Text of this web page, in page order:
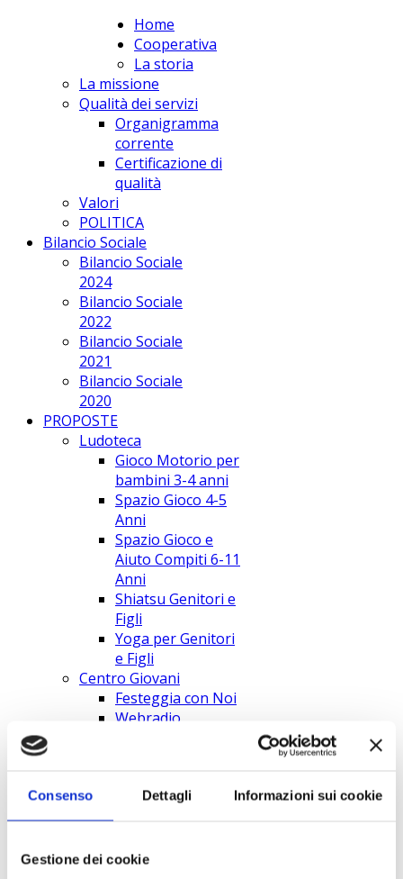
Consenso Dettagli Informazioni sui cookie
Gestione dei cookie
apPUNTO Scs Home
Cooperativa
La storia
La missione
Qualità dei servizi
Organigramma
corrente
Certificazione di
qualità
Valori
POLITICA
Bilancio Sociale
Bilancio Sociale
2024
Bilancio Sociale
2022
Bilancio Sociale
2021
Bilancio Sociale
2020
PROPOSTE
Ludoteca
Gioco Motorio per
bambini 3-4 anni
Spazio Gioco 4-5
Anni
Spazio Gioco e
Aiuto Compiti 6-11
Anni
Shiatsu Genitori e
Figli
Yoga per Genitori
e Figli
Centro Giovani
Festeggia con Noi
Webradio
Servizi
minori
Animazione
Incontri in luogo